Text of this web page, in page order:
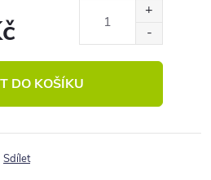
DO KOŠÍKU
Sdílet